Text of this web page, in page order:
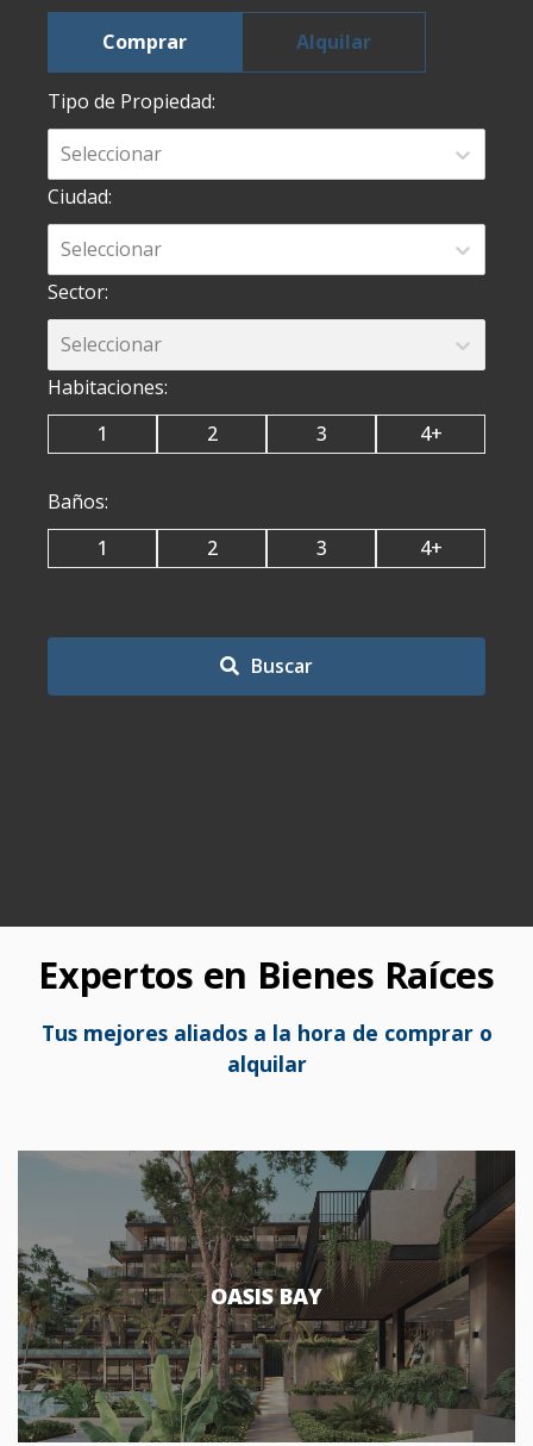
Comprar Alquilar
Tipo de Propiedad:
Seleccionar
Ciudad:
Seleccionar
Sector:
Seleccionar
Habitaciones:
1
2 3 4+
Baños:
1
2 3 4+
Buscar
Expertos en Bienes Raíces
Tus mejores aliados a la hora de comprar o
alquilar
OASIS BAY